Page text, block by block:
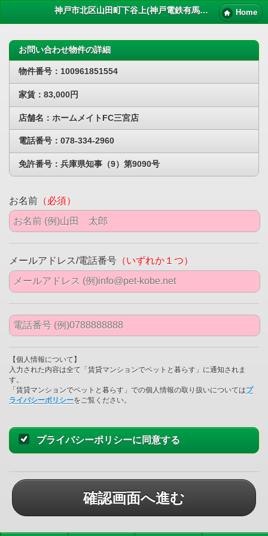
神戸市北区山田町下谷上(神戸電鉄有馬線箕谷)賃貸物件｜ペット 賃貸 Home
お問い合わせ物件の詳細
物件番号：100961851554
家賃：83,000円
店舗名：ホームメイトFC三宮店
電話番号：078-334-2960
免許番号：兵庫県知事（9）第9090号
お名前 （必須）
メールアドレス/電話番号 （いずれか１つ）
【個人情報について】
入力された内容は全て「賃貸マンションでペットと暮らす」に通知されま
す。
「賃貸マンションでペットと暮らす」での個人情報の取り扱いについてはプ
ライバシーポリシーをご覧ください。
プライバシーポリシーに同意する
確認画面へ進む